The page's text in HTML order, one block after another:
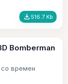
file_download 516.7 Kb
Bomberman
со времен